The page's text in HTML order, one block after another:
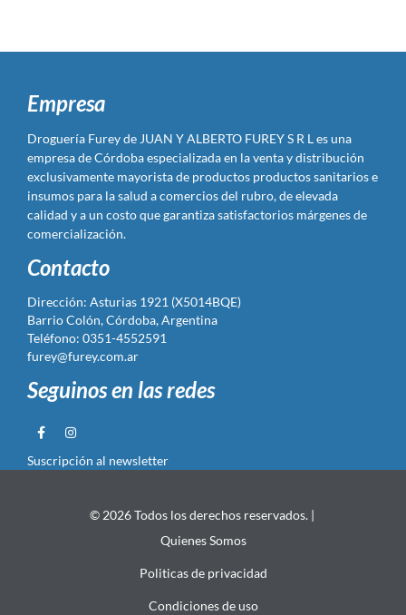
Empresa
Droguería Furey de JUAN Y ALBERTO FUREY S R L es una
empresa de Córdoba especializada en la venta y distribución
exclusivamente mayorista de productos productos sanitarios e
insumos para la salud a comercios del rubro, de elevada
calidad y a un costo que garantiza satisfactorios márgenes de
comercialización.
Contacto
Dirección: Asturias 1921 (X5014BQE)
Barrio Colón, Córdoba, Argentina
Teléfono: 0351-4552591
furey@furey.com.ar
Seguinos en las redes
Suscripción al newsletter
© 2026 Todos los derechos reservados. |
Quienes Somos
Politicas de privacidad
Condiciones de uso